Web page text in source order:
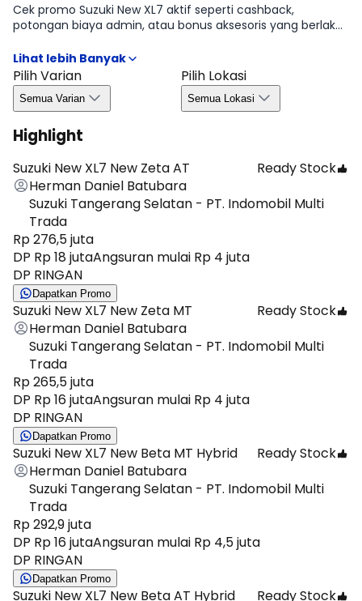
Cek promo Suzuki New XL7 aktif seperti cashback,
potongan biaya admin, atau bonus aksesoris yang berlaku
penting agar kamu bisa mengambil keputusan dengan
cepat dan efisien. Detail kuota, wilayah, dan masa berlaku
tersedia di halaman Promo Suzuki New XL7 2026.
Pilih Varian
Semua Varian
Pilih Lokasi
Semua Lokasi
Highlight
Suzuki New XL7 New Zeta AT
Ready Stock
Herman Daniel Batubara
Suzuki Tangerang Selatan - PT. Indomobil Multi
Trada
Rp 276,5 juta
DP Rp 18 jutaAngsuran mulai Rp 4 juta
DP RINGAN
Dapatkan Promo
Suzuki New XL7 New Zeta MT
Ready Stock
Herman Daniel Batubara
Suzuki Tangerang Selatan - PT. Indomobil Multi
Trada
Rp 265,5 juta
DP Rp 16 jutaAngsuran mulai Rp 4 juta
DP RINGAN
Dapatkan Promo
Suzuki New XL7 New Beta MT Hybrid
Ready Stock
Herman Daniel Batubara
Suzuki Tangerang Selatan - PT. Indomobil Multi
Trada
Rp 292,9 juta
DP Rp 16 jutaAngsuran mulai Rp 4,5 juta
DP RINGAN
Dapatkan Promo
Suzuki New XL7 New Beta AT Hybrid Ready Stock